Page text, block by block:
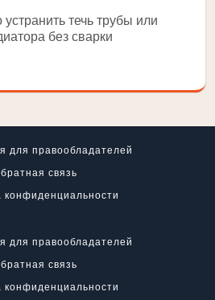
течь трубы или
без сварки
для правообладателей
связь
конфиденциальности
для правообладателей
связь
конфиденциальности